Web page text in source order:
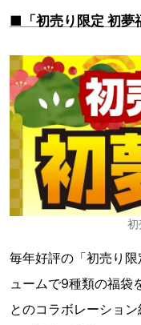
■「初売り限定 初夢
初
毎年好評の「初売り
ュームで9種類の福袋
とのコラボレーショ